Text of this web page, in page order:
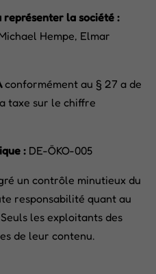
la société :
Hempe, Elmar
conformément au § 27 a de
taxe sur le chiffre
: DE-ÖKO-005
un contrôle minutieux du
responsabilité quant au
les exploitants des
de leur contenu.